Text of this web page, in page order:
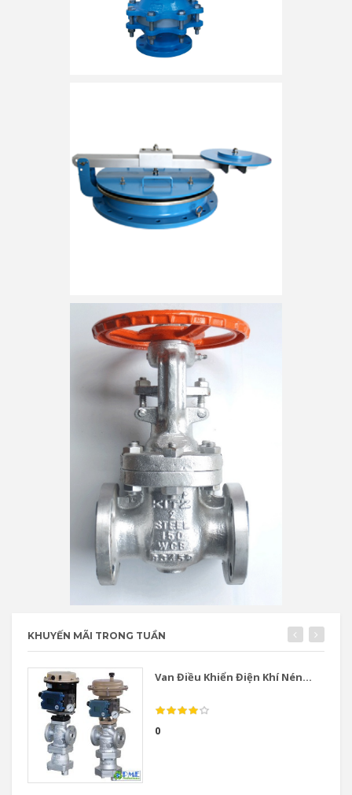
KHUYẾN MÃI TRONG TUẦN
Van Điều Khiển Điện Khí Nén...
0